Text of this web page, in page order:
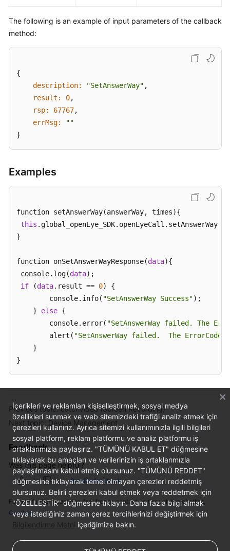
The following is an example of input parameters of the callback
method:
{
description:
"SetAnswerWay" ,
result:
0,
rsp:
67767,
errMsg:
""
}
Examples
function setAnswerWay(answerWay, times){
this
}
function onSetAnswerWayResponse(data){
console.log(data);
if (data.result == 0) {
        console.info(
"SetAnswerWay Success");
    }
else {
        console.error(
"SetAnswerWay failed. The
        alert(
"SetAnswerWay failed.  The ErrorCode
    }
}
Previous topic: catchVideo (Screen Recording)
Next topic: Device Management
Feedback
Was this page helpful?
Provide feedback
For any further questions, feel free to contact us through the chatbot.
Chatbot
İçerikleri ve reklamları kişiselleştirmek, sosyal medya
özellikleri sunmak ve web sitemizdeki trafiği analiz etmek için
çerezleri kullanırız. Ayrıca sitemizi kullanımınızla ilgili bilgileri
sosyal platform, reklam platformu ve analiz platformu iş
ortaklarımızla paylaşırız. "TÜMÜNÜ KABUL ET" düğmesine
tıklayarak bu amaçları ve verilerinizin iş ortaklarımızla
paylaşılmasını kabul etmiş olursunuz. "TÜMÜNÜ REDDET"
düğmesine tıklayarak temel olmayan çerezleri reddetmiş
olursunuz. Belirli çerezleri kabul etmek veya reddetmek için
"ÖZELLEŞTİR" düğmesine tıklayın. Daha fazla bilgi almak
veya istediğiniz zaman çerez tercihlerinizi değiştirmek için
Bilgilendirme Metni içeriğimize bakın.